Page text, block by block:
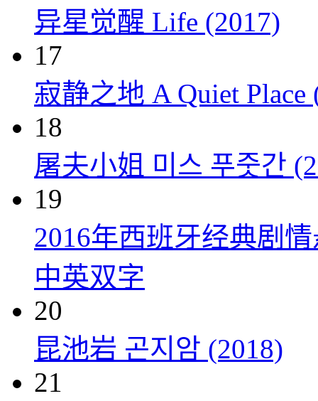
异星觉醒 Life (2017)
17
寂静之地 A Quiet Place
18
屠夫小姐 미스 푸줏간
19
2016年西班牙经典剧
中英双字
20
昆池岩 곤지암 (2018)
21